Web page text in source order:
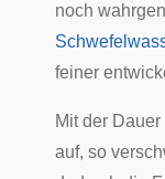
noch
feiner
Mit der
auf, so